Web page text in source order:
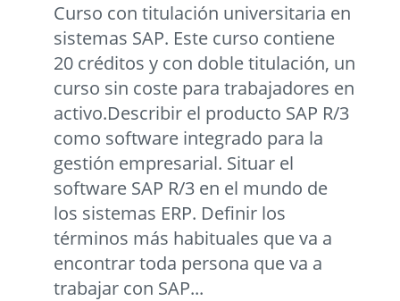
Curso con titulación universitaria en
sistemas SAP. Este curso contiene
20 créditos y con doble titulación, un
curso sin coste para trabajadores en
activo.Describir el producto SAP R/3
como software integrado para la
gestión empresarial. Situar el
software SAP R/3 en el mundo de
los sistemas ERP. Definir los
términos más habituales que va a
encontrar toda persona que va a
trabajar con SAP...